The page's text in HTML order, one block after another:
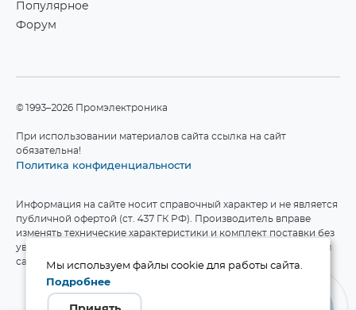
Популярное
Форум
©1993–2026 Промэлектроника
При использовании материалов сайта ссылка на сайт
обязательна!
Политика конфиденциальности
Информация на сайте носит справочный характер и не является
публичной офертой (ст. 437 ГК РФ). Производитель вправе
изменять технические характеристики и комплект поставки без
уведомления. Актуальные данные приведены на официальном
сайте производителя.
Мы используем файлы cookie для работы сайта.
Подробнее